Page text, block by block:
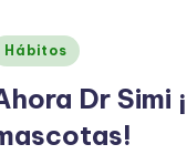
Hábitos
Dr Simi